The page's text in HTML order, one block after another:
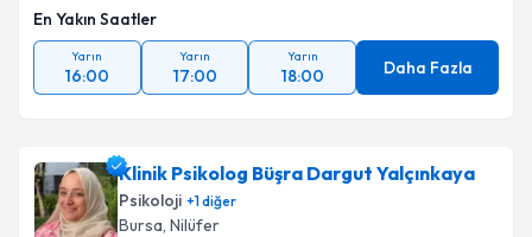
En Yakın Saatler
Yarın
16:00
Yarın
17:00
Yarın
18:00 Daha Fazla
Klinik Psikolog Büşra Dargut Yalçınkaya
Psikoloji +1diğer
Bursa, Nilüfer